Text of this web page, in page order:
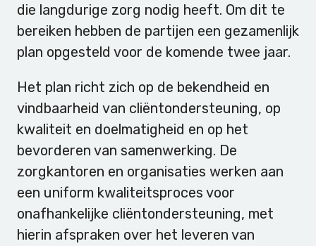
die langdurige zorg nodig heeft. Om dit te
bereiken hebben de partijen een gezamenlijk
plan opgesteld voor de komende twee jaar.
Het plan richt zich op de bekendheid en
vindbaarheid van cliëntondersteuning, op
kwaliteit en doelmatigheid en op het
bevorderen van samenwerking. De
zorgkantoren en organisaties werken aan
een uniform kwaliteitsproces voor
onafhankelijke cliëntondersteuning, met
hierin afspraken over het leveren van